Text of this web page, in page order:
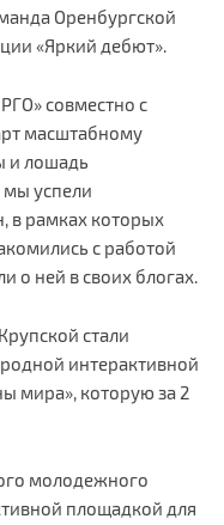
Оренбургской
«Яркий дебют».
совместно с
масштабному
и лошадь
мы успели
в рамках которых
с работой
о ней в своих блогах.
стали
интерактивной
мира», которую за 2
молодежного
площадкой для